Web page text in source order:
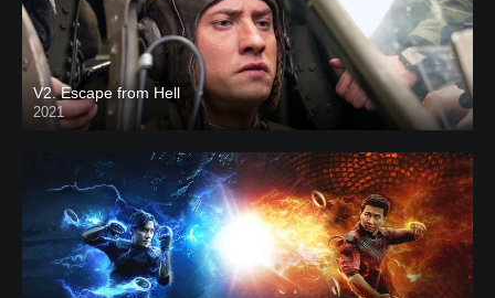
V2. Escape from Hell
2021